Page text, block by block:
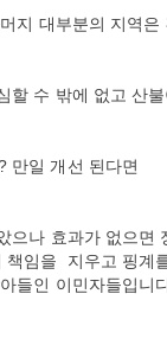
지 대부분의 지역은
할 수 밖에 없고 산불
만일 개선 된다면
으나 효과가 없으면
책임을 지우고 핑계
들인 이민자들입니